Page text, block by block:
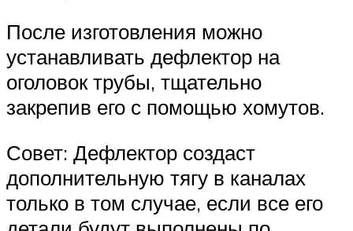
После изготовления можно
устанавливать дефлектор на
оголовок трубы, тщательно
закрепив его с помощью хомутов.
Совет: Дефлектор создаст
дополнительную тягу в каналах
только в том случае, если все его